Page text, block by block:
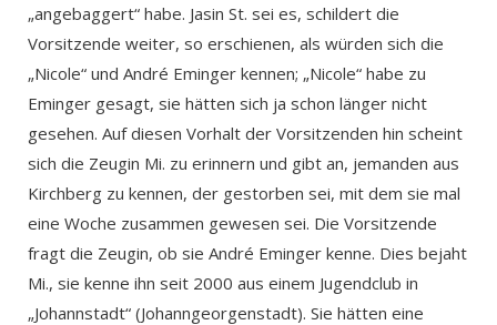
„angebaggert“ habe. Jasin St. sei es, schildert die
Vorsitzende weiter, so erschienen, als würden sich die
„Nicole“ und André Eminger kennen; „Nicole“ habe zu
Eminger gesagt, sie hätten sich ja schon länger nicht
gesehen. Auf diesen Vorhalt der Vorsitzenden hin scheint
sich die Zeugin Mi. zu erinnern und gibt an, jemanden aus
Kirchberg zu kennen, der gestorben sei, mit dem sie mal
eine Woche zusammen gewesen sei. Die Vorsitzende
fragt die Zeugin, ob sie André Eminger kenne. Dies bejaht
Mi., sie kenne ihn seit 2000 aus einem Jugendclub in
„Johannstadt“ (Johanngeorgenstadt). Sie hätten eine